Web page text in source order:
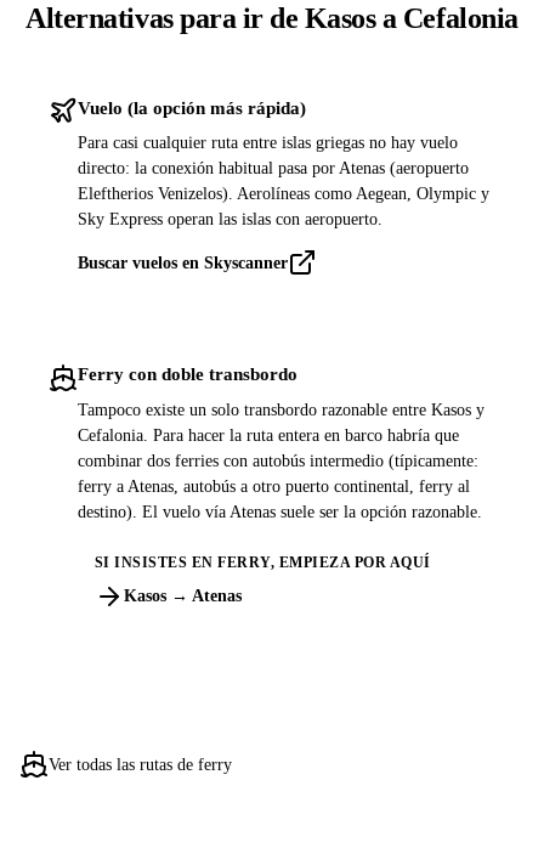
Alternativas para ir de Kasos a Cefalonia
Vuelo (la opción más rápida)
Para casi cualquier ruta entre islas griegas no hay vuelo
directo: la conexión habitual pasa por Atenas (aeropuerto
Eleftherios Venizelos). Aerolíneas como Aegean, Olympic y
Sky Express operan las islas con aeropuerto.
Buscar vuelos en Skyscanner
Ferry con doble transbordo
Tampoco existe un solo transbordo razonable entre Kasos y
Cefalonia. Para hacer la ruta entera en barco habría que
combinar dos ferries con autobús intermedio (típicamente:
ferry a Atenas, autobús a otro puerto continental, ferry al
destino). El vuelo vía Atenas suele ser la opción razonable.
SI INSISTES EN FERRY, EMPIEZA POR AQUÍ
Kasos → Atenas
Ver todas las rutas de ferry